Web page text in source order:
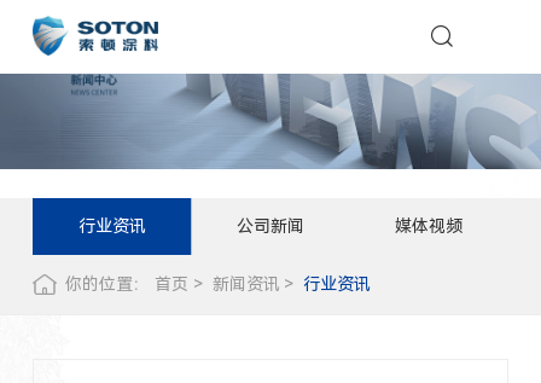
行业资讯 公司新闻 媒体视频
你的位置： 首页 新闻资讯 行业资讯